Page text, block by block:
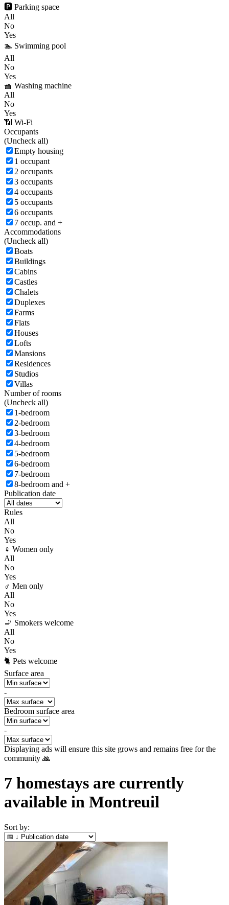
🅿️ Parking space
All
No
Yes
🏊 Swimming pool
All
No
Yes
🧺 Washing machine
All
No
Yes
📶 Wi-Fi
Occupants
(Uncheck all)
Empty housing
1 occupant
2 occupants
3 occupants
4 occupants
5 occupants
6 occupants
7 occup. and +
Accommodations
(Uncheck all)
Boats
Buildings
Cabins
Castles
Chalets
Duplexes
Farms
Flats
Houses
Lofts
Mansions
Residences
Studios
Villas
Number of rooms
(Uncheck all)
1-bedroom
2-bedroom
3-bedroom
4-bedroom
5-bedroom
6-bedroom
7-bedroom
8-bedroom and +
Publication date
Rules
All
No
Yes
♀️ Women only
All
No
Yes
♂️ Men only
All
No
Yes
🚬 Smokers welcome
All
No
Yes
🐈 Pets welcome
Surface area
-
Bedroom surface area
-
Displaying ads will ensure this site grows and remains free for the
community 🙏
7 homestays are currently
available in Montreuil
Sort by: